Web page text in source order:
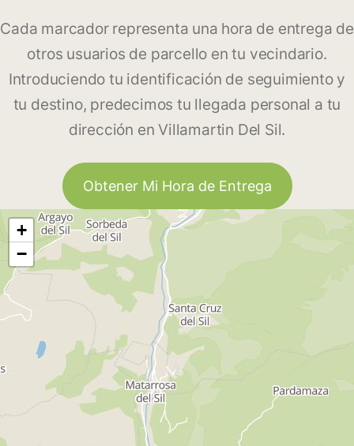
Cada marcador representa una hora de entrega de
otros usuarios de parcello en tu vecindario.
Introduciendo tu identificación de seguimiento y
tu destino, predecimos tu llegada personal a tu
dirección en Villamartin Del Sil.
Obtener Mi Hora de Entrega
+
−